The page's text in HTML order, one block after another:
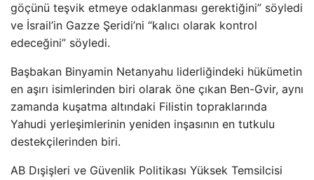
göçünü teşvik etmeye odaklanması gerektiğini” söyledi
ve İsrail’in Gazze Şeridi’ni “kalıcı olarak kontrol
edeceğini” söyledi.
Başbakan Binyamin Netanyahu liderliğindeki hükümetin
en aşırı isimlerinden biri olarak öne çıkan Ben-Gvir, aynı
zamanda kuşatma altındaki Filistin topraklarında
Yahudi yerleşimlerinin yeniden inşasının en tutkulu
destekçilerinden biri.
AB Dışişleri ve Güvenlik Politikası Yüksek Temsilcisi